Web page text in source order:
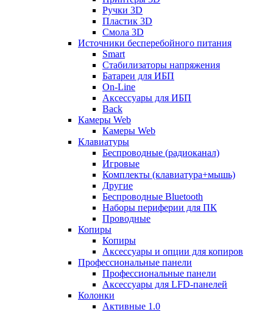
Ручки 3D
Пластик 3D
Смола 3D
Источники бесперебойного питания
Smart
Стабилизаторы напряжения
Батареи для ИБП
On-Line
Аксессуары для ИБП
Back
Камеры Web
Камеры Web
Клавиатуры
Беспроводные (радиоканал)
Игровые
Комплекты (клавиатура+мышь)
Другие
Беспроводные Bluetooth
Наборы периферии для ПК
Проводные
Копиры
Копиры
Аксессуары и опции для копиров
Профессиональные панели
Профессиональные панели
Аксессуары для LFD-панелей
Колонки
Активные 1.0